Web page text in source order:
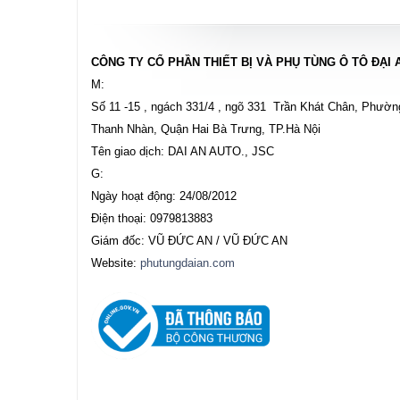
CÔNG TY CỔ PHẦN THIẾT BỊ VÀ PHỤ TÙNG Ô TÔ ĐẠI
M:
Số 11 -15 , ngách 331/4 , ngõ 331 Trần Khát Chân,
Thanh Nhàn, Quận Hai Bà Trưng, TP.Hà Nội
Tên giao dịch: DAI AN AUTO., JSC
G:
Ngày hoạt động: 24/08/2012
Điện thoại: 0979813883
Giám đốc: VŨ ĐỨC AN / VŨ ĐỨC AN
Website: phutungdaian.com